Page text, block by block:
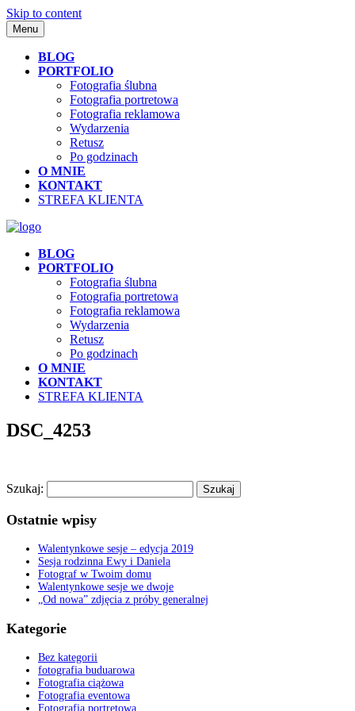
Skip to content
Menu
BLOG
PORTFOLIO
Fotografia ślubna
Fotografia portretowa
Fotografia reklamowa
Wydarzenia
Retusz
Po godzinach
O MNIE
KONTAKT
STREFA KLIENTA
BLOG
PORTFOLIO
Fotografia ślubna
Fotografia portretowa
Fotografia reklamowa
Wydarzenia
Retusz
Po godzinach
O MNIE
KONTAKT
STREFA KLIENTA
DSC_4253
Szukaj:
Ostatnie wpisy
Walentynkowe sesje – edycja 2019
Sesja rodzinna Ewy i Daniela
Fotograf w Twoim domu
Walentynkowe sesje we dwoje
„Od nowa” zdjęcia z próby generalnej
Kategorie
Bez kategorii
fotografia buduarowa
Fotografia ciążowa
Fotografia eventowa
Fotografia portretowa